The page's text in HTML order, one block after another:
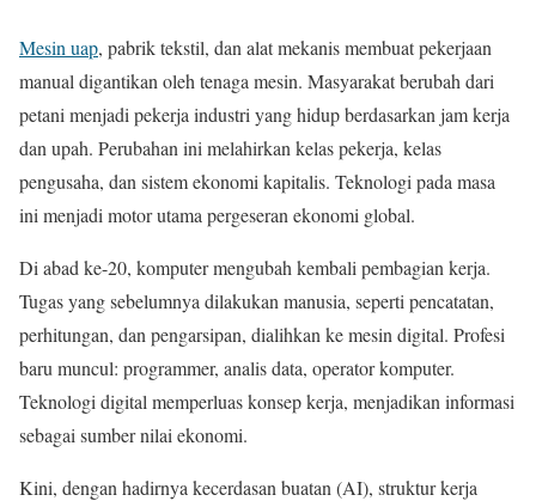
Mesin uap, pabrik tekstil, dan alat mekanis membuat pekerjaan
manual digantikan oleh tenaga mesin. Masyarakat berubah dari
petani menjadi pekerja industri yang hidup berdasarkan jam kerja
dan upah. Perubahan ini melahirkan kelas pekerja, kelas
pengusaha, dan sistem ekonomi kapitalis. Teknologi pada masa
ini menjadi motor utama pergeseran ekonomi global.
Di abad ke-20, komputer mengubah kembali pembagian kerja.
Tugas yang sebelumnya dilakukan manusia, seperti pencatatan,
perhitungan, dan pengarsipan, dialihkan ke mesin digital. Profesi
baru muncul: programmer, analis data, operator komputer.
Teknologi digital memperluas konsep kerja, menjadikan informasi
sebagai sumber nilai ekonomi.
Kini, dengan hadirnya kecerdasan buatan (AI), struktur kerja